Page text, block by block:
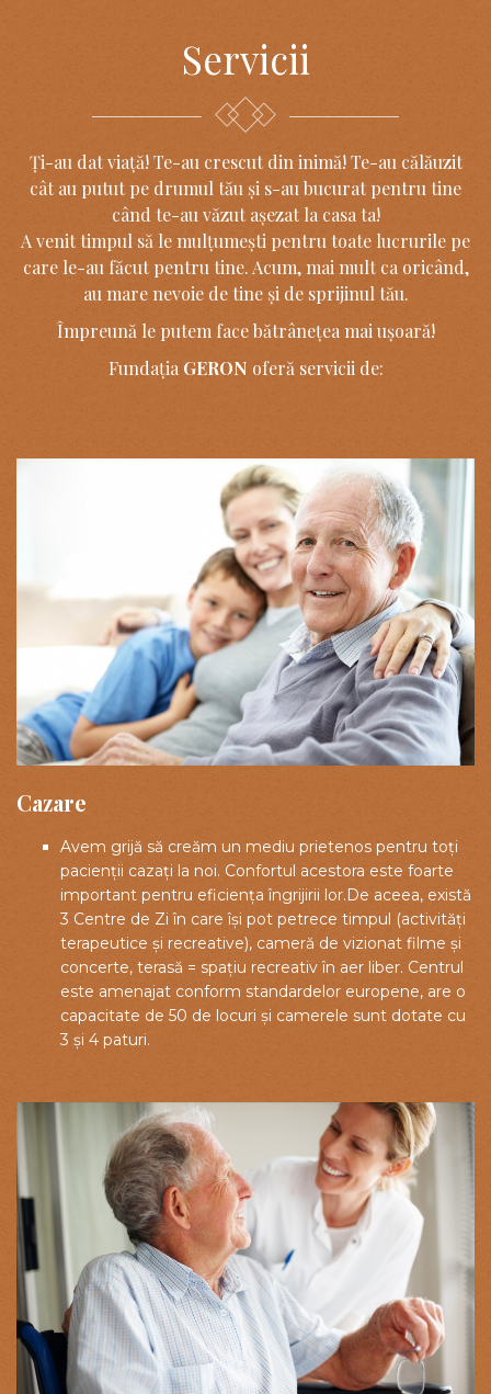
Servicii
Ți-au dat viață! Te-au crescut din inimă! Te-au călăuzit
cât au putut pe drumul tău și s-au bucurat pentru tine
când te-au văzut așezat la casa ta!
A venit timpul să le mulțumești pentru toate lucrurile pe
care le-au făcut pentru tine. Acum, mai mult ca oricând,
au mare nevoie de tine și de sprijinul tău.
Împreună le putem face bătrânețea mai ușoară!
Fundația GERON oferă servicii de:
Cazare
Avem grijă să creăm un mediu prietenos pentru toți
pacienții cazați la noi. Confortul acestora este foarte
important pentru eficiența îngrijirii lor.De aceea, există
3 Centre de Zi în care își pot petrece timpul (activități
terapeutice și recreative), cameră de vizionat filme și
concerte, terasă = spațiu recreativ în aer liber. Centrul
este amenajat conform standardelor europene, are o
capacitate de 50 de locuri și camerele sunt dotate cu
3 și 4 paturi.